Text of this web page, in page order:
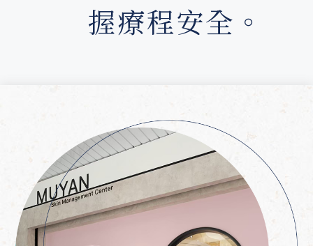
握療程安全。